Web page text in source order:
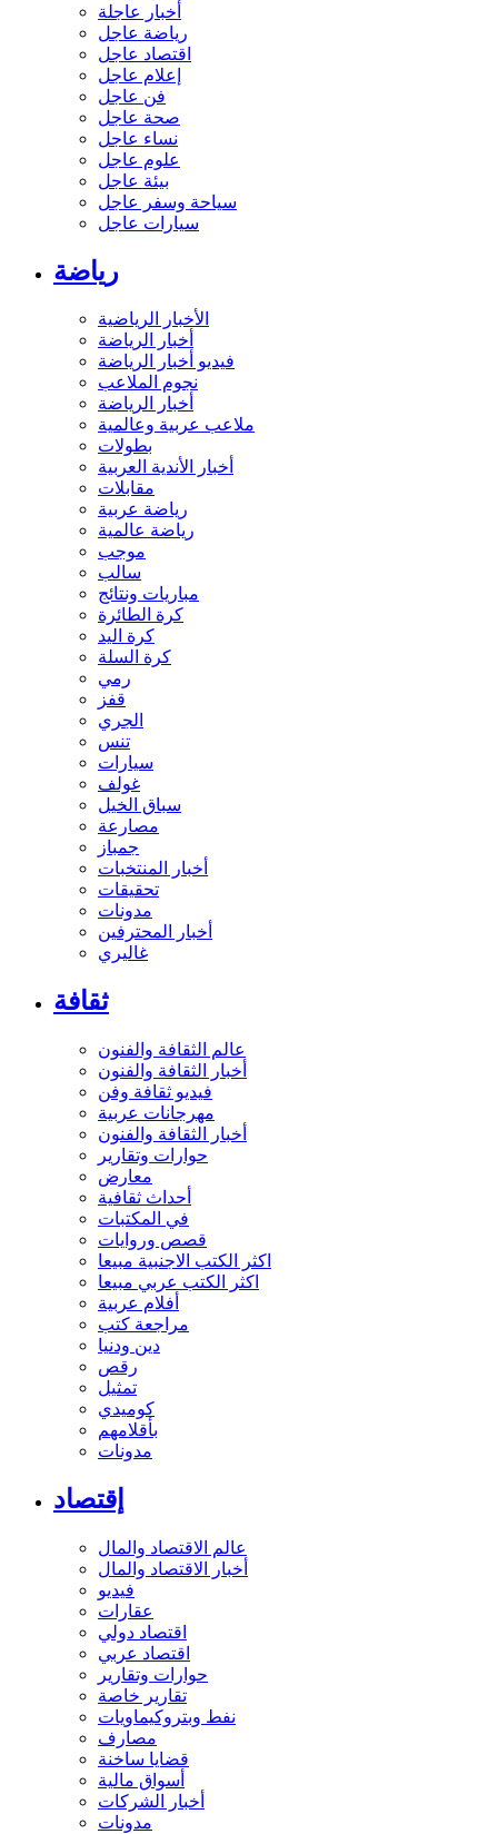
أخبار عاجلة
رياضة عاجل
اقتصاد عاجل
إعلام عاجل
فن عاجل
صحة عاجل
نساء عاجل
علوم عاجل
بيئة عاجل
سياحة وسفر عاجل
سيارات عاجل
رياضة
الأخبار الرياضية
أخبار الرياضة
فيديو أخبار الرياضة
نجوم الملاعب
أخبار الرياضة
ملاعب عربية وعالمية
بطولات
أخبار الأندية العربية
مقابلات
رياضة عربية
رياضة عالمية
موجب
سالب
مباريات ونتائج
كرة الطائرة
كرة اليد
كرة السلة
رمي
قفز
الجري
تنس
سيارات
غولف
سباق الخيل
مصارعة
جمباز
أخبار المنتخبات
تحقيقات
مدونات
أخبار المحترفين
غاليري
ثقافة
عالم الثقافة والفنون
أخبار الثقافة والفنون
فيديو ثقافة وفن
مهرجانات عربية
أخبار الثقافة والفنون
حوارات وتقارير
معارض
أحداث ثقافية
في المكتبات
قصص وروايات
اكثر الكتب الاجنبية مبيعا
اكثر الكتب عربي مبيعا
أفلام عربية
مراجعة كتب
دين ودنيا
رقص
تمثيل
كوميدي
بأقلامهم
مدونات
إقتصاد
عالم الاقتصاد والمال
أخبار الاقتصاد والمال
فيديو
عقارات
اقتصاد دولي
اقتصاد عربي
حوارات وتقارير
تقارير خاصة
نفط وبتروكيماويات
مصارف
قضايا ساخنة
أسواق مالية
أخبار الشركات
مدونات